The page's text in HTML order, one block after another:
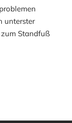
unterster
Standfuß